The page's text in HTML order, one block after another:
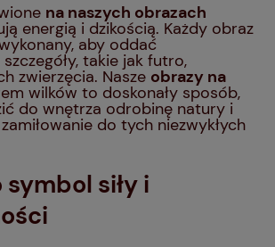
na naszych obrazach
energią i dzikością. Każdy obraz
aby oddać
takie jak futro,
zwierzęcia. Nasze obrazy na
wilków to doskonały sposób,
do wnętrza odrobinę natury i
do tych niezwykłych
siły i